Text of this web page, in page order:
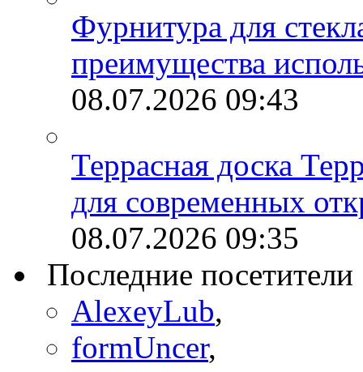
Фурнитура для
преимущества
08.07.2026 09:43
Террасная доска
для современных
08.07.2026 09:35
Последние посетители
AlexeyLub,
formUncer,